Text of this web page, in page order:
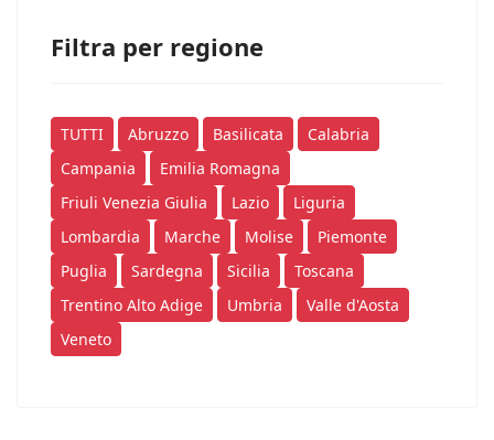
Filtra per regione
TUTTI Abruzzo Basilicata
Calabria
Campania
Emilia Romagna
Friuli Venezia Giulia
Lazio
Liguria
Lombardia
Marche Molise
Piemonte
Puglia
Sardegna Sicilia
Toscana
Trentino Alto Adige
Umbria
Valle d'Aosta
Veneto